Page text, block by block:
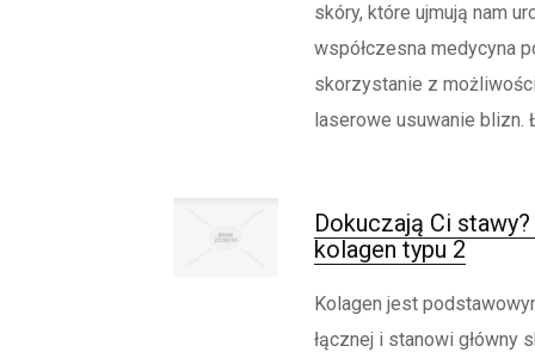
skóry, które ujmują nam
współczesna medycyna
skorzystanie z
laserowe usuwanie blizn.
Dokuczają Ci
kolagen typu 2
Kolagen jest
łącznej i stanowi główny